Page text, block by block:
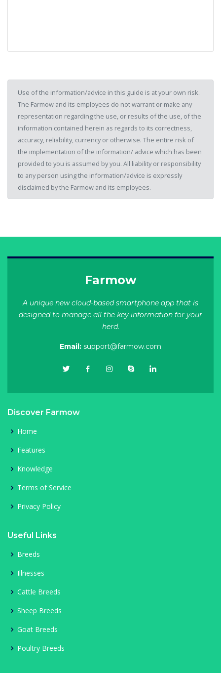
Use of the information/advice in this guide is at your own risk.
The Farmow and its employees do not warrant or make any
representation regarding the use, or results of the use, of the
information contained herein as regards to its correctness,
accuracy, reliability, currency or otherwise. The entire risk of
the implementation of the information/ advice which has been
provided to you is assumed by you. All liability or responsibility
to any person using the information/advice is expressly
disclaimed by the Farmow and its employees.
Farmow
A unique new cloud-based smartphone app that is
designed to manage all the key information for your
herd.
Email: support@farmow.com
Discover Farmow
Home
Features
Knowledge
Terms of Service
Privacy Policy
Useful Links
Breeds
Illnesses
Cattle Breeds
Sheep Breeds
Goat Breeds
Poultry Breeds